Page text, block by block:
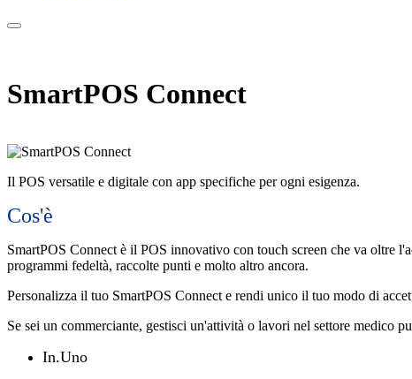
SmartPOS Connect
Il POS versatile e digitale con app specifiche per ogni esigenza.
Cos'è
SmartPOS Connect è il POS innovativo con touch screen che va oltre
programmi fedeltà, raccolte punti e molto altro ancora.
Personalizza il tuo SmartPOS Connect e rendi unico il tuo modo di
Se sei un commerciante, gestisci un'attività o lavori nel settore medico
In.Uno